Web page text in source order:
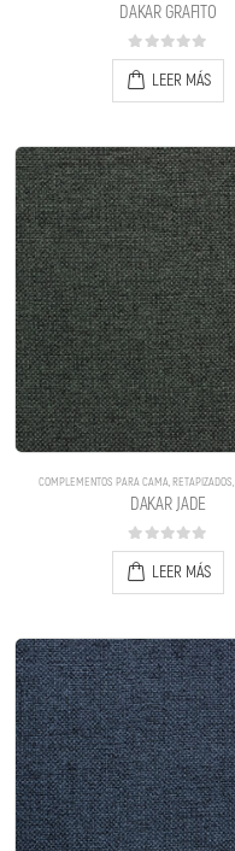
DAKAR GRAFITO
0out of 5
LEER MÁS
COMPLEMENTOS PARA CAMA, RETAPIZADOS,
DAKAR JADE
0out of 5
LEER MÁS